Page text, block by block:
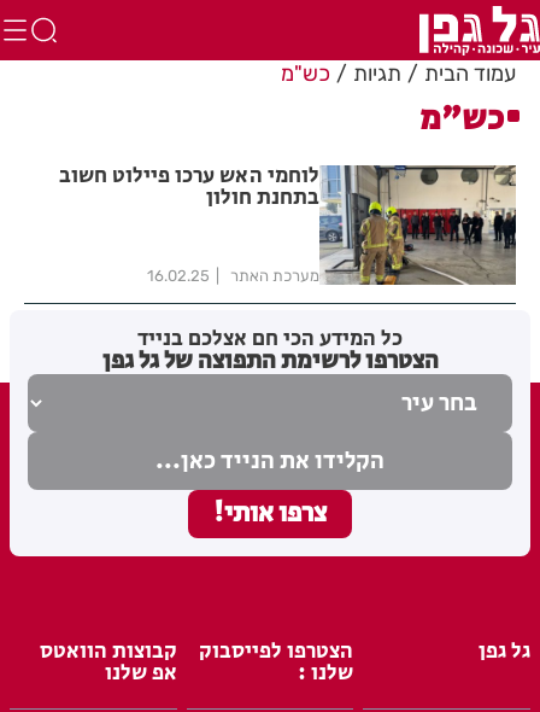
עמוד הבית תגיות כש"מ
כש"מ
לוחמי האש ערכו פיילוט חשוב
בתחנת חולון
מערכת האתר 16.02.25
כל המידע הכי חם אצלכם בנייד
הצטרפו לרשימת התפוצה של גל גפן
גל גפן הצטרפו לפייסבוק
שלנו :
קבוצות הוואטס
אפ שלנו